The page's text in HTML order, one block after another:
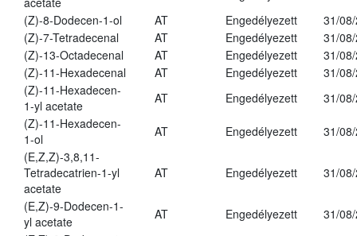
(Z)-8-Dodecen-1-ol
AT Engedélyezett
31/
(Z)-7-Tetradecenal
AT Engedélyezett
31/
(Z)-13-Octadecenal
AT Engedélyezett
31/
(Z)-11-Hexadecenal
AT Engedélyezett
31/
(Z)-11-Hexadecen-
1-yl acetate
AT Engedélyezett
31/
(Z)-11-Hexadecen-
1-ol
AT Engedélyezett
31/
(E,Z,Z)-3,8,11-
Tetradecatrien-1-yl
acetate
AT Engedélyezett 31/
(E,Z)-9-Dodecen-1-
yl acetate
AT Engedélyezett
31/